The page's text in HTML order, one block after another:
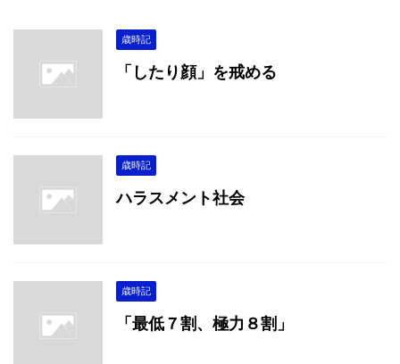
歳時記
「したり顔」を戒める
歳時記
ハラスメント社会
歳時記
「最低７割、極力８割」